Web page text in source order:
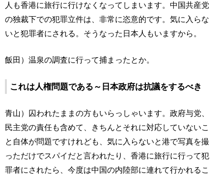
人も香港に旅行に行けなくなってしまいます。中国共産党
の独裁下での犯罪立件は、非常に恣意的です。気に入らな
いと犯罪者にされる。そうなった日本人もいますから。
飯田）温泉の調査に行って捕まったとか。
これは人権問題である～日本政府は抗議をするべき
青山）囚われたままの方もいらっしゃいます。政府与党、
民主党の責任も含めて、きちんとそれに対応していないこ
と自体が問題ですけれども、気に入らないと港で写真を撮
っただけでスパイだと言われたり、香港に旅行に行って犯
罪者にされたら、今度は中国の内陸部に連れて行かれるこ